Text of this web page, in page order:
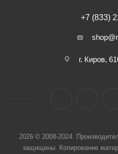
+7 (833)
г. Киров,
2026 © 2008-2024.
защищены. Копирование